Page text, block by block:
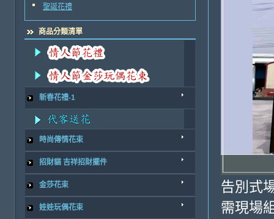
聖誕花禮
商品分類清單
新春花禮-1
時尚傳情花束
招財貓 吉祥招財擺件
金莎花束
娃娃玩偶花束
告別式
需現場